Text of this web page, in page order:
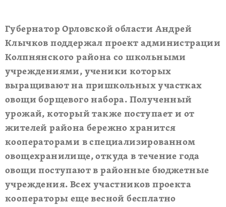
Губернатор Орловской области Андрей
Клычков поддержал проект администрации
Колпнянского района со школьными
учреждениями, ученики которых
выращивают на пришкольных участках
овощи борщевого набора. Полученный
урожай, который также поступает и от
жителей района бережно хранится
кооператорами в специализированном
овощехранилище, откуда в течение года
овощи поступают в районные бюджетные
учреждения. Всех участников проекта
кооператоры еще весной бесплатно